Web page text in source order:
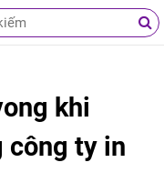
khi
công ty in